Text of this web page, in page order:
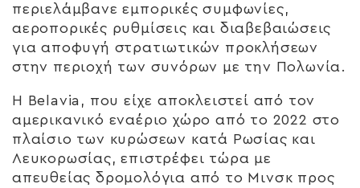
περιελάμβανε εμπορικές συμφωνίες,
αεροπορικές ρυθμίσεις και διαβεβαιώσεις
για αποφυγή στρατιωτικών προκλήσεων
στην περιοχή των συνόρων με την Πολωνία.
Η Belavia
, που είχε αποκλειστεί από τον
αμερικανικό εναέριο χώρο από το 2022 στο
πλαίσιο των κυρώσεων κατά Ρωσίας και
Λευκορωσίας, επιστρέφει τώρα με
απευθείας δρομολόγια από το Μινσκ προς